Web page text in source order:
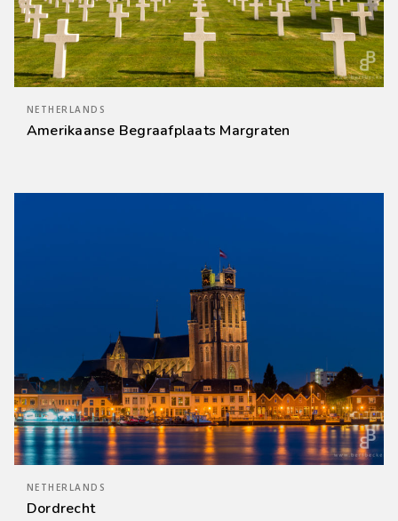
NETHERLANDS
Amerikaanse Begraafplaats Margraten
NETHERLANDS
Dordrecht